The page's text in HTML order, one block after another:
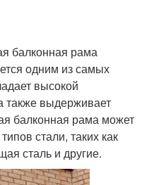
балконная рама
одним из самых
высокой
также выдерживает
балконная рама может
стали, таких как
сталь и другие.